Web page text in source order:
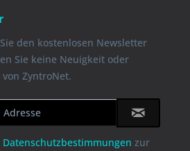
den kostenlosen Newsletter
Sie keine Neuigkeit oder
ZyntroNet.
Datenschutzbestimmungen zur